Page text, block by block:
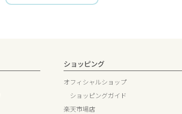
ショッピング
オフィシャルショップ
ショッピングガイド
楽天市場店